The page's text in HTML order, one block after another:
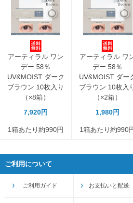
アーティラル ワン
デー 58％
UV&MOIST ダーク
ブラウン 10枚入り
（×8箱）
7,920円
1箱あたり約990円
アーティラル ワ
デー 58％
UV&MOIST ダー
ブラウン 10枚入
（×2箱）
1,980円
1箱あたり約990
ご利用について
ご利用ガイド お支払いと配送